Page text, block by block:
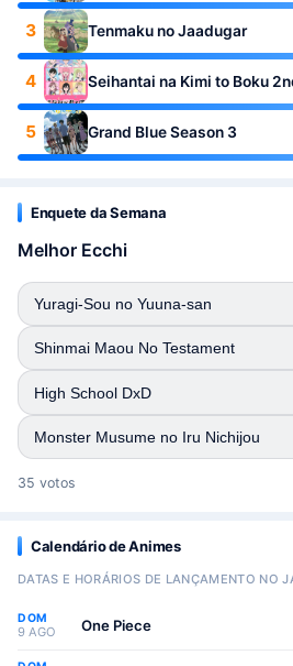
3 Tenmaku no Jaadugar
4 Seihantai na Kimi to Boku
5 Grand Blue Season 3
Enquete da Semana
Melhor Ecchi
Yuragi-Sou no Yuuna-san
Shinmai Maou No Testament
High School DxD
Monster Musume no Iru Nichijou
35 votos
Calendário de Animes
DATAS E HORÁRIOS DE LANÇAMENTO NO
DOM
9 AGO One Piece